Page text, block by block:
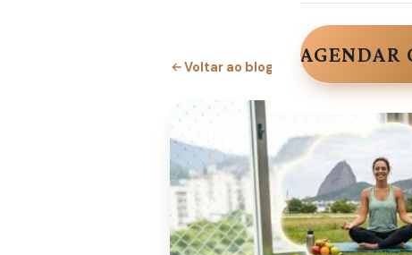
AGENDAR
Voltar ao blog